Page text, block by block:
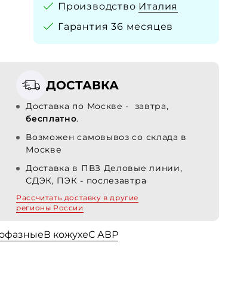
Производство Италия
Гарантия 36 месяцев
ДОСТАВКА
Доставка по Москве - завтра,
бесплатно.
Возможен самовывоз со склада в
Москве
Доставка в ПВЗ Деловые линии,
СДЭК, ПЭК - послезавтра
Рассчитать доставку в другие
регионы России
В кожухеС АВР